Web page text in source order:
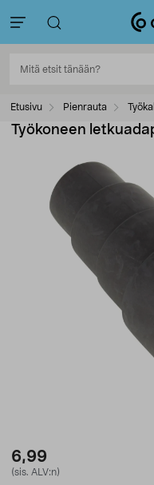
Etusivu Pienrauta
Työkoneen
6,99
(sis. ALV:n)